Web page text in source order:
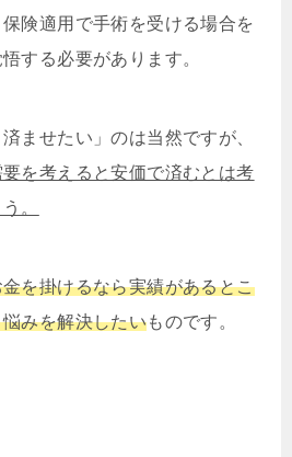
保険適用で手術を受ける場合を
する必要があります。
ませたい」のは当然ですが、
を考えると安価で済むとは考
。
を掛けるなら実績があるとこ
みを解決したいものです。